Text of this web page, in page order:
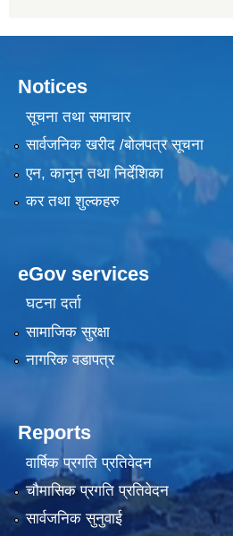
Notices
सूचना तथा समाचार
सार्वजनिक खरीद /बोलपत्र सूचना
एन, कानुन तथा निर्देशिका
कर तथा शुल्कहरु
eGov services
घटना दर्ता
सामाजिक सुरक्षा
नागरिक वडापत्र
Reports
वार्षिक प्रगति प्रतिवेदन
चौमासिक प्रगति प्रतिवेदन
सार्वजनिक सुनुवाई